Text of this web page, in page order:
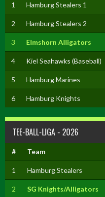
1 Hamburg Stealers 1
2 Hamburg Stealers 2
3 Elmshorn Alligators
4 Kiel Seahawks (Baseball)
5 Hamburg Marines
6 Hamburg Knights
TEE-BALL-LIGA - 2026
# Team
1 Hamburg Stealers
2 SG Knights/Alligators